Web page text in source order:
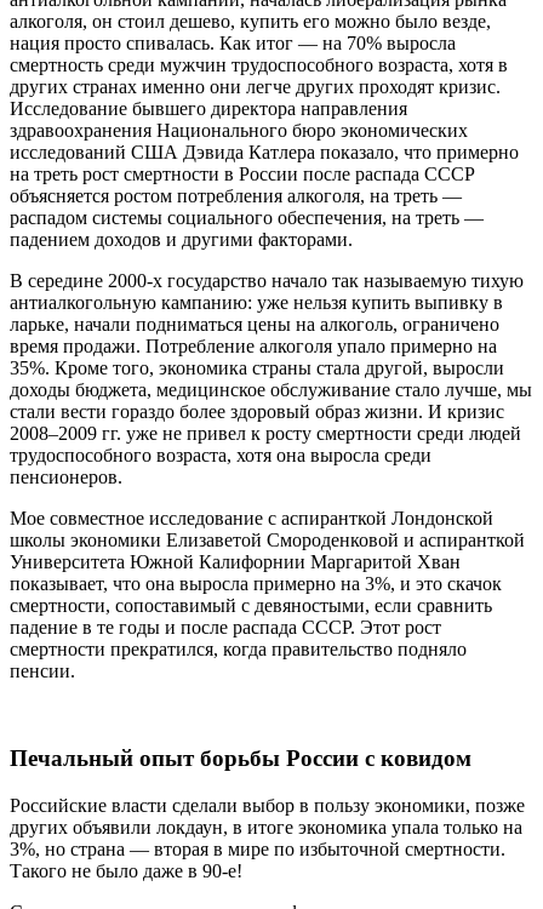
алкоголя, он стоил дешево, купить его можно было везде,
нация просто спивалась. Как итог — на 70% выросла
смертность среди мужчин трудоспособного возраста, хотя в
других странах именно они легче других проходят кризис.
Исследование бывшего директора направления
здравоохранения Национального бюро экономических
исследований США Дэвида Катлера показало, что примерно
на треть рост смертности в России после распада СССР
объясняется ростом потребления алкоголя, на треть —
распадом системы социального обеспечения, на треть —
падением доходов и другими факторами.
В середине 2000-х государство начало так называемую тихую
антиалкогольную кампанию: уже нельзя купить выпивку в
ларьке, начали подниматься цены на алкоголь, ограничено
время продажи. Потребление алкоголя упало примерно на
35%. Кроме того, экономика страны стала другой, выросли
доходы бюджета, медицинское обслуживание стало лучше, мы
стали вести гораздо более здоровый образ жизни. И кризис
2008–2009 гг. уже не привел к росту смертности среди людей
трудоспособного возраста, хотя она выросла среди
пенсионеров.
Мое совместное исследование с аспиранткой Лондонской
школы экономики Елизаветой Смороденковой и аспиранткой
Университета Южной Калифорнии Маргаритой Хван
показывает, что она выросла примерно на 3%, и это скачок
смертности, сопоставимый с девяностыми, если сравнить
падение в те годы и после распада СССР. Этот рост
смертности прекратился, когда правительство подняло
пенсии.
Печальный опыт борьбы России с ковидом
Российские власти сделали выбор в пользу экономики, позже
других объявили локдаун, в итоге экономика упала только на
3%, но страна — вторая в мире по избыточной смертности.
Такого не было даже в 90-е!